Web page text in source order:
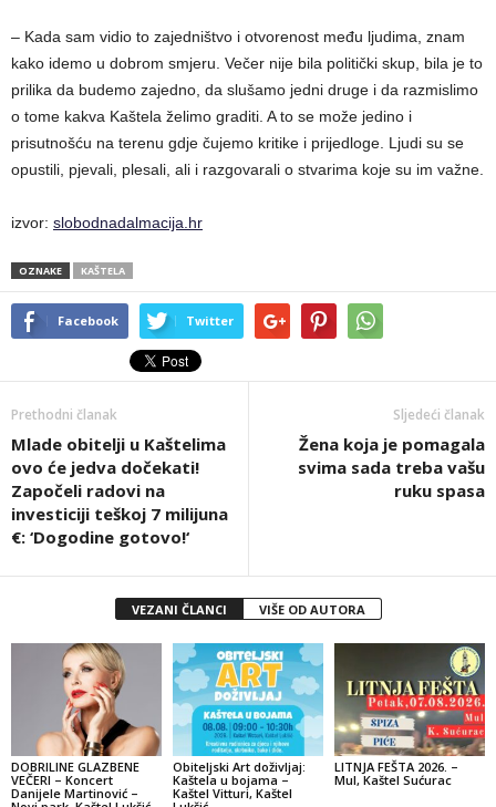
– Kada sam vidio to zajedništvo i otvorenost među ljudima, znam
kako idemo u dobrom smjeru. Večer nije bila politički skup, bila je to
prilika da budemo zajedno, da slušamo jedni druge i da razmislimo
o tome kakva Kaštela želimo graditi. A to se može jedino i
prisutnošću na terenu gdje čujemo kritike i prijedloge. Ljudi su se
opustili, pjevali, plesali, ali i razgovarali o stvarima koje su im važne.
izvor: slobodnadalmacija.hr
OZNAKE KAŠTELA
Facebook Twitter
Prethodni članak
Mlade obitelji u Kaštelima
ovo će jedva dočekati!
Započeli radovi na
investiciji teškoj 7 milijuna
€: ‘Dogodine gotovo!‘
Sljedeći članak
Žena koja je pomagala
svima sada treba vašu
ruku spasa
VEZANI ČLANCI VIŠE OD AUTORA
DOBRILINE GLAZBENE
VEČERI – Koncert
Danijele Martinović –
Obiteljski Art doživljaj:
Kaštela u bojama –
Kaštel Vitturi, Kaštel
LITNJA FEŠTA 2026. –
Mul, Kaštel Sućurac